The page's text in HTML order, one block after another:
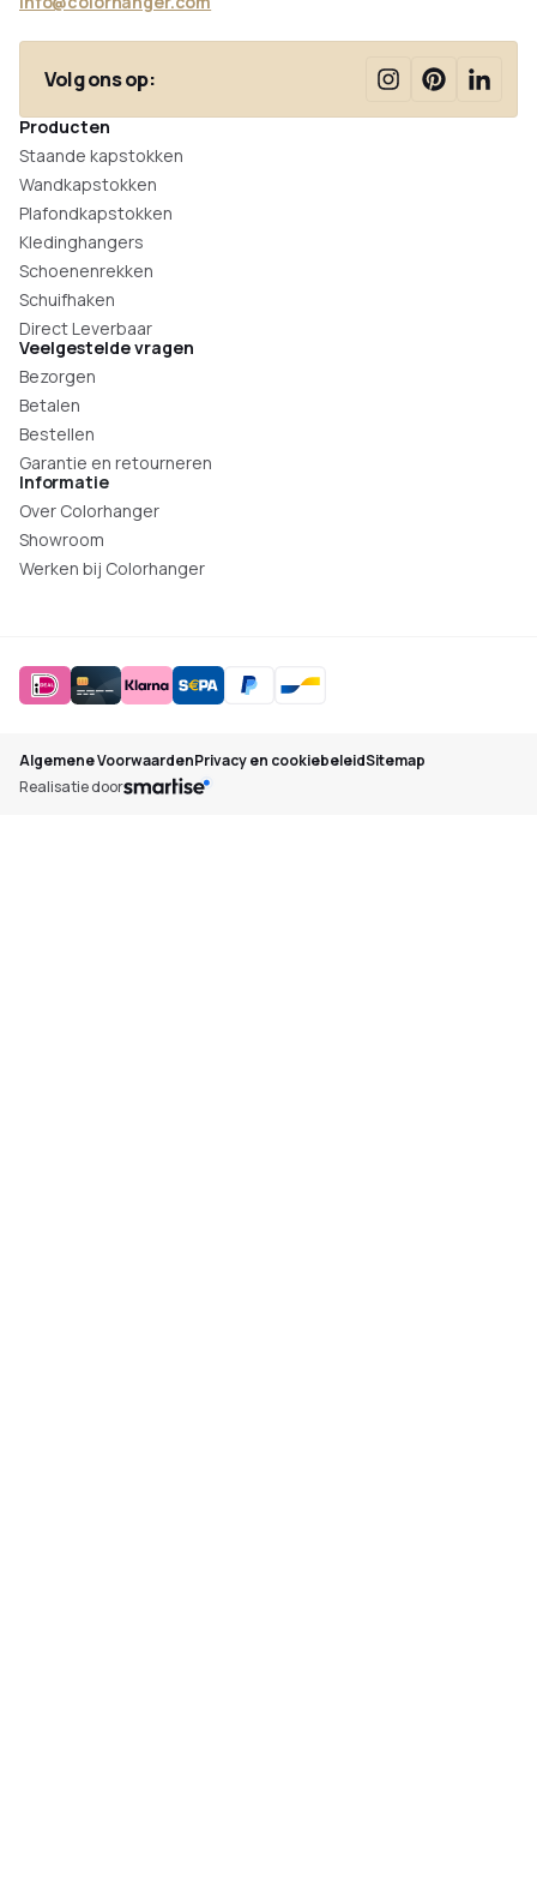
Volg ons op:
Producten
Staande kapstokken
Wandkapstokken
Plafondkapstokken
Kledinghangers
Schoenenrekken
Schuifhaken
Direct Leverbaar
Veelgestelde vragen
Bezorgen
Betalen
Bestellen
Garantie en retourneren
Informatie
Over Colorhanger
Showroom
Werken bij Colorhanger
Algemene VoorwaardenPrivacy en cookiebeleidSitemap
Realisatie door